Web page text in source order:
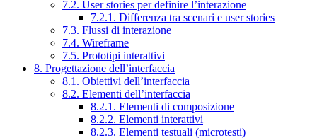
7.2. User stories per definire l’interazione
7.2.1. Differenza tra scenari e user stories
7.3. Flussi di interazione
7.4. Wireframe
7.5. Prototipi interattivi
8. Progettazione dell’interfaccia
8.1. Obiettivi dell’interfaccia
8.2. Elementi dell’interfaccia
8.2.1. Elementi di composizione
8.2.2. Elementi interattivi
8.2.3. Elementi testuali (microtesti)